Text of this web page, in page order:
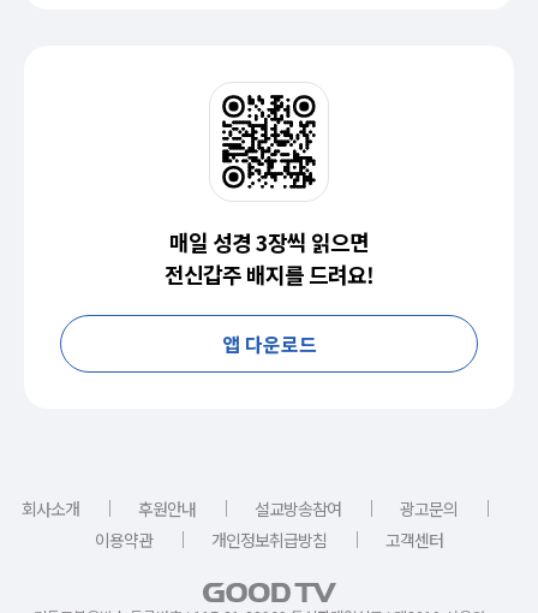
매일 성경 3장씩 읽으면
전신갑주 배지를 드려요!
앱 다운로드
회사소개 ｜ 후원안내 ｜ 설교방송참여 ｜ 광고문의
｜
이용약관
｜ 개인정보취급방침 ｜ 고객센터